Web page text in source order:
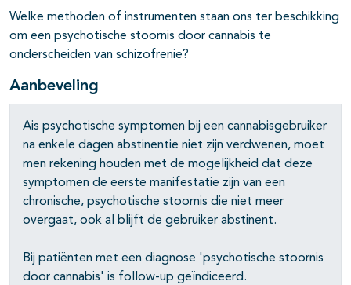
open- en dichtklappen
open- en dichtklappen
open- en dichtklappen
open- en dichtklappen
Welke methoden of instrumenten staan ons ter beschikking
om een psychotische stoornis door cannabis te
onderscheiden van schizofrenie?
Aanbeveling
Ais psychotische symptomen bij een cannabisgebruiker
na enkele dagen abstinentie niet zijn verdwenen, moet
men rekening houden met de mogelijkheid dat deze
symptomen de eerste manifestatie zijn van een
chronische, psychotische stoornis die niet meer
overgaat, ook al blijft de gebruiker abstinent.
Bij patiënten met een diagnose 'psychotische stoornis
door cannabis' is follow-up geïndiceerd.